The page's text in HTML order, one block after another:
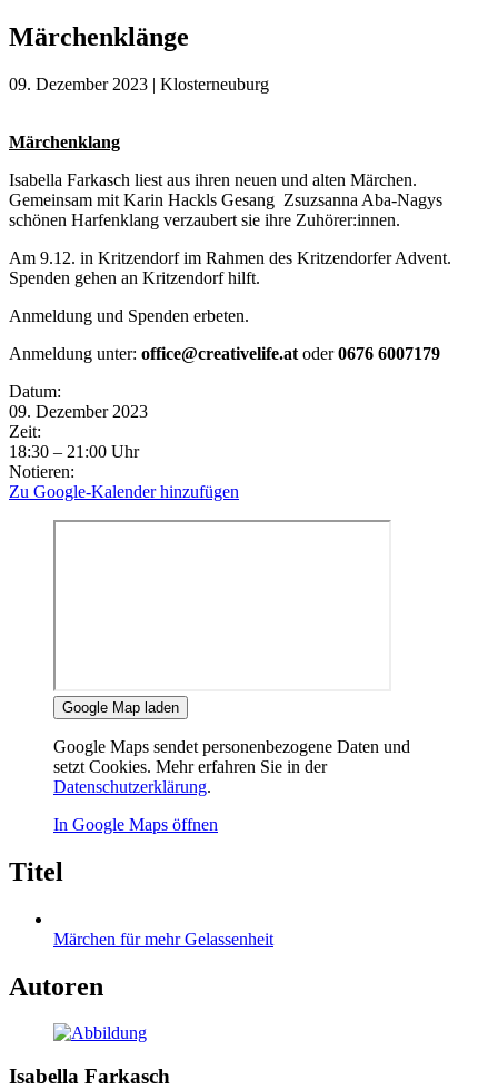
Märchenklänge
09. Dezember 2023 | Klosterneuburg
Märchenklang
Isabella Farkasch liest aus ihren neuen und alten Märchen.
Gemeinsam mit Karin Hackls Gesang Zsuzsanna Aba-Nagys
schönen Harfenklang verzaubert sie ihre Zuhörer:innen.
Am 9.12. in Kritzendorf im Rahmen des Kritzendorfer Advent.
Spenden gehen an Kritzendorf hilft.
Anmeldung und Spenden erbeten.
Anmeldung unter: office@creativelife.at oder0676 6007179
Eventdetails
Datum:
09. Dezember 2023
Zeit:
18:30 – 21:00 Uhr
Notieren:
Zu Google-Kalender hinzufügen
Google Map laden
Google Maps sendet personenbezogene Daten und
setzt Cookies. Mehr erfahren Sie in der
Datenschutzerklärung.
In Google Maps öffnen
Titel
Märchen für mehr Gelassenheit
Autoren
Isabella Farkasch